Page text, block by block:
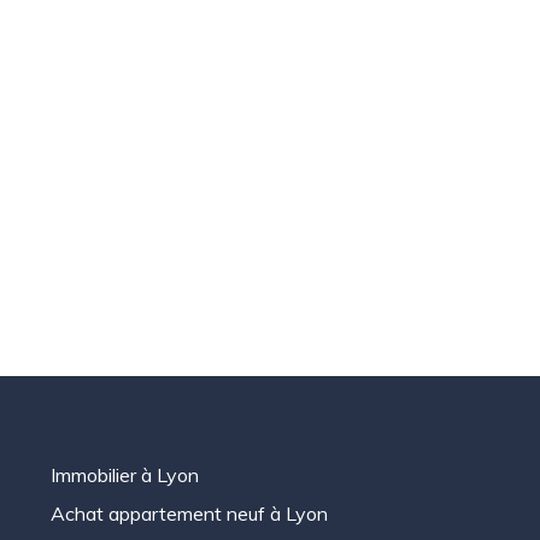
Immobilier à Lyon
Achat appartement neuf à Lyon